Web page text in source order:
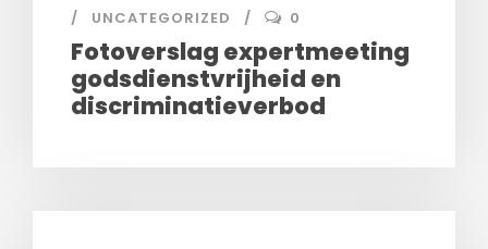
UNCATEGORIZED
0
Fotoverslag expertmeeting
godsdienstvrijheid en
discriminatieverbod